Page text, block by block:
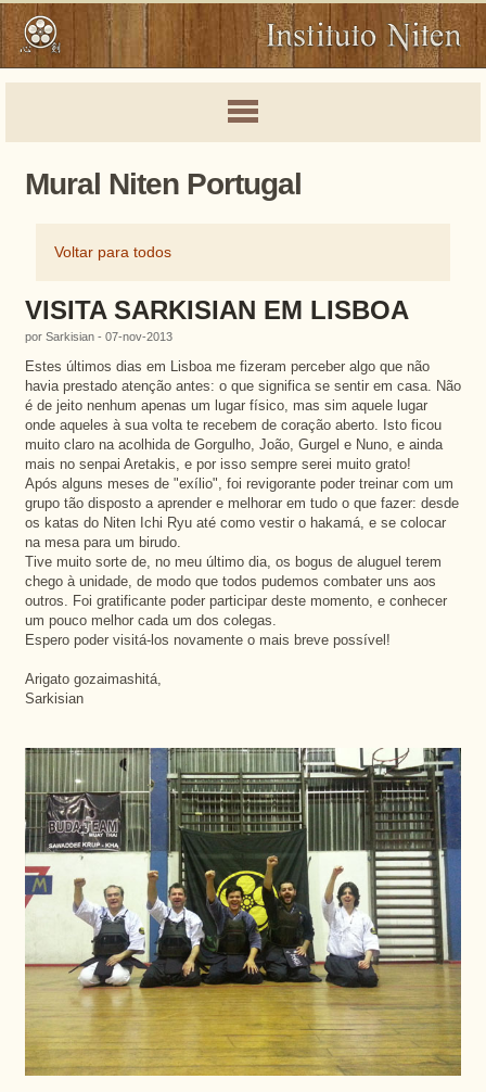
Mural Niten Portugal
Voltar para todos
VISITA SARKISIAN EM LISBOA
por Sarkisian - 07-nov-2013
Estes últimos dias em Lisboa me fizeram perceber algo que não
havia prestado atenção antes: o que significa se sentir em casa. Não
é de jeito nenhum apenas um lugar físico, mas sim aquele lugar
onde aqueles à sua volta te recebem de coração aberto. Isto ficou
muito claro na acolhida de Gorgulho, João, Gurgel e Nuno, e ainda
mais no senpai Aretakis, e por isso sempre serei muito grato!
Após alguns meses de "exílio", foi revigorante poder treinar com um
grupo tão disposto a aprender e melhorar em tudo o que fazer: desde
os katas do Niten Ichi Ryu até como vestir o hakamá, e se colocar
na mesa para um birudo.
Tive muito sorte de, no meu último dia, os bogus de aluguel terem
chego à unidade, de modo que todos pudemos combater uns aos
outros. Foi gratificante poder participar deste momento, e conhecer
um pouco melhor cada um dos colegas.
Espero poder visitá-los novamente o mais breve possível!
Arigato gozaimashitá,
Sarkisian